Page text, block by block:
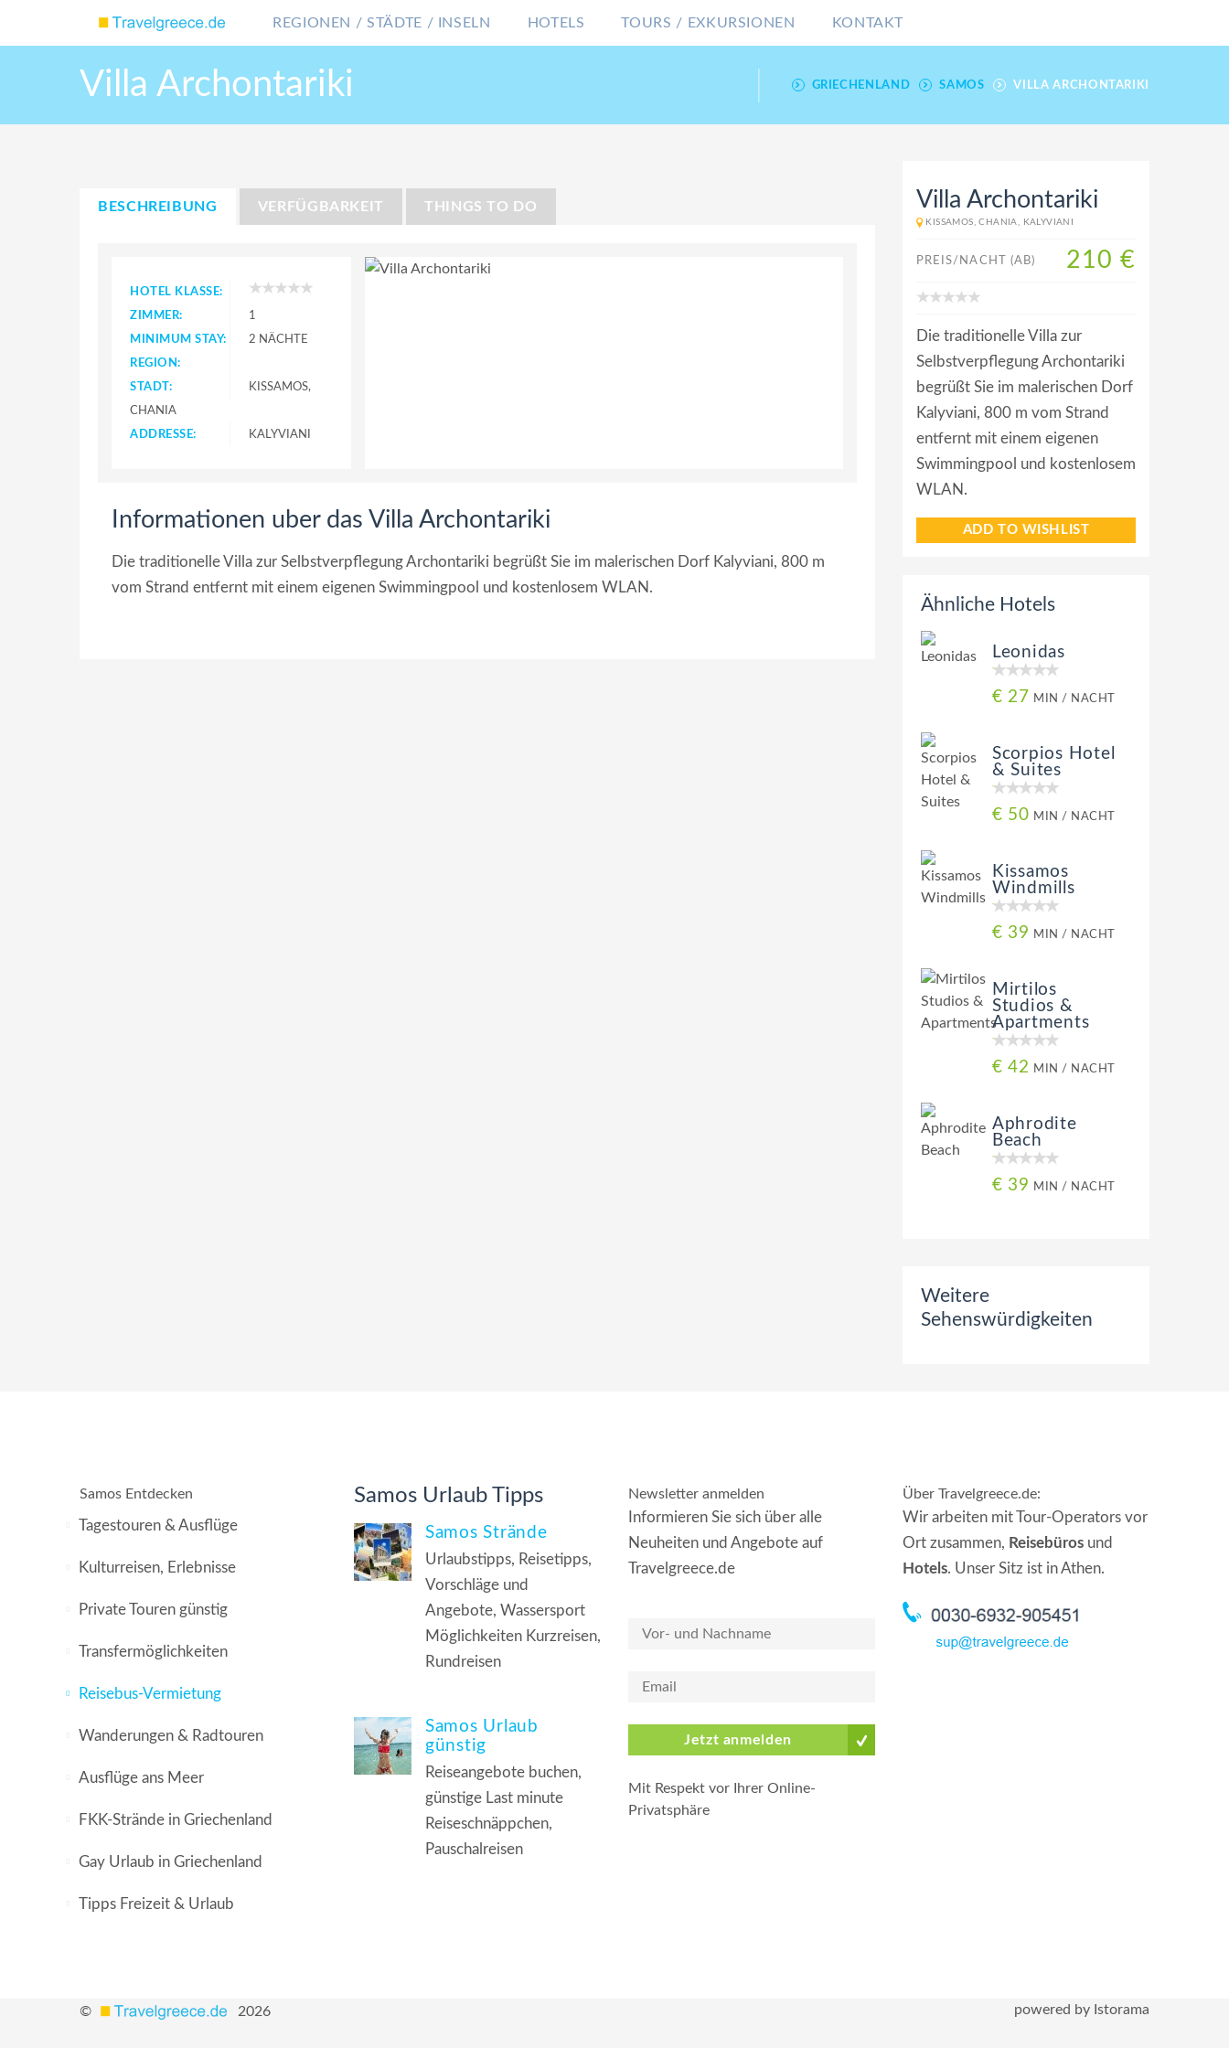
REGIONEN / STÄDTE / INSELN HOTELS TOURS / EXKURSIONEN KONTAKT
Villa Archontariki GRIECHENLAND SAMOS VILLA ARCHONTARIKI
BESCHREIBUNG VERFÜGBARKEIT THINGS TO DO
HOTEL KLASSE:
ZIMMER:
1
MINIMUM STAY:
2 NÄCHTE
REGION:
STADT:
KISSAMOS,
CHANIA
ADDRESSE:
KALYVIANI
Informationen uber das Villa Archontariki
Die traditionelle Villa zur Selbstverpflegung Archontariki begrüßt Sie im malerischen Dorf Kalyviani, 800 m
vom Strand entfernt mit einem eigenen Swimmingpool und kostenlosem WLAN.
Villa Archontariki
KISSAMOS, CHANIA, KALYVIANI
PREIS/NACHT (AB) 210 €
Die traditionelle Villa zur
Selbstverpflegung Archontariki
begrüßt Sie im malerischen Dorf
Kalyviani, 800 m vom Strand
entfernt mit einem eigenen
Swimmingpool und kostenlosem
WLAN.
ADD TO WISHLIST
Ähnliche Hotels
Leonidas
€ 27 MIN / NACHT
Scorpios Hotel
& Suites
€ 50 MIN / NACHT
Kissamos
Windmills
€ 39 MIN / NACHT
Mirtilos
Studios &
Apartments
€ 42 MIN / NACHT
Aphrodite
Beach
€ 39 MIN / NACHT
Weitere
Sehenswürdigkeiten
Samos Entdecken
Tagestouren & Ausflüge
Kulturreisen, Erlebnisse
Private Touren günstig
Transfermöglichkeiten
Reisebus-Vermietung
Wanderungen & Radtouren
Ausflüge ans Meer
FKK-Strände in Griechenland
Gay Urlaub in Griechenland
Tipps Freizeit & Urlaub
Samos Urlaub Tipps
Samos Strände
Urlaubstipps, Reisetipps,
Vorschläge und
Angebote, Wassersport
Möglichkeiten Kurzreisen,
Rundreisen
Samos Urlaub
günstig
Reiseangebote buchen,
günstige Last minute
Reiseschnäppchen,
Pauschalreisen
Newsletter anmelden
Informieren Sie sich über alle
Neuheiten und Angebote auf
Travelgreece.de
Jetzt anmelden
Mit Respekt vor Ihrer Online-
Privatsphäre
Über Travelgreece.de:
Wir arbeiten mit Tour-Operators vor
Ort zusammen, Reisebüros und
Hotels. Unser Sitz ist in Athen.
© 2026 powered by Istorama